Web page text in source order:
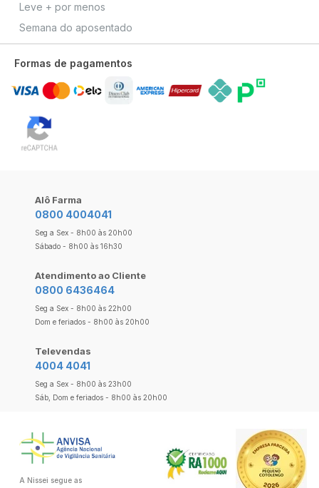
Leve + por menos
Semana do aposentado
Formas de pagamentos
Alô Farma
0800 4004041
Seg a Sex - 8h00 às 20h00
Sábado - 8h00 às 16h30
Atendimento ao Cliente
0800 6436464
Seg a Sex - 8h00 às 22h00
Dom e feriados - 8h00 às 20h00
Televendas
4004 4041
Seg a Sex - 8h00 às 23h00
Sáb, Dom e feriados - 8h00 às 20h00
A Nissei segue as